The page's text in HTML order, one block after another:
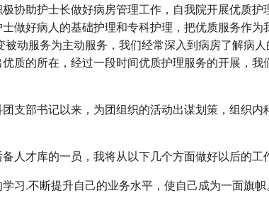
协助护士长做好病房管理工作，自我院开展优质
做好病人的基础护理和专科护理，把优质服务作
被动服务为主动服务，我们经常深入到病房了解病
质的所在，经过一段时间优质护理服务的开展，
支部书记以来，为团组织的活动出谋划策，组织内
人才库的一员，我将从以下几个方面做好以后的工
习.不断提升自己的业务水平，使自己成为一面旗帜。